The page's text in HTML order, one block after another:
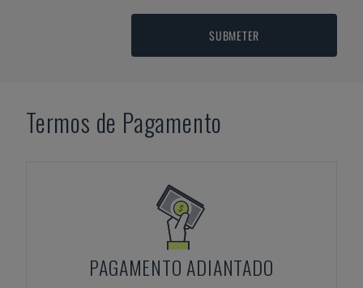
SUBMETER
Termos de Pagamento
PAGAMENTO ADIANTADO